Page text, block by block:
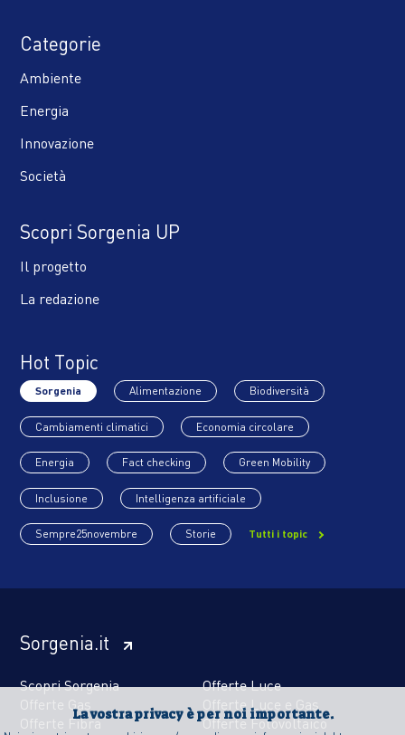
La vostra privacy è per noi importante.
Categorie
Ambiente
Energia
Innovazione
Società
Scopri Sorgenia UP
Il progetto
La redazione
Hot Topic
Sorgenia Alimentazione Biodiversità
Cambiamenti climatici Economia circolare
Energia Fact checking Green Mobility
Inclusione Intelligenza artificiale
Sempre25novembre Storie Tutti i topic
Sorgenia.it
Scopri Sorgenia
Offerte Luce
Offerte Gas
Offerte Luce e Gas
Offerte Fibra
Offerte Fotovoltaico